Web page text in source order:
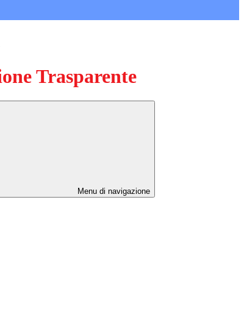
Trasparente
Menu di navigazione